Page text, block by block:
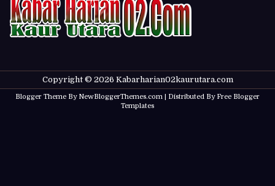
Copyright © 2026 Kabarharian02kaurutara.com
Blogger Theme By NewBloggerThemes.com | Distributed ByFree Blogger
Templates